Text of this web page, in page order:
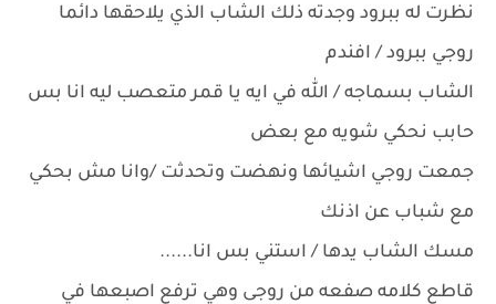
نظرت له ببرود وجدته ذلك الشاب الذي يلاحقها دائما
روجي ببرود / افندم
الشاب بسماجه / الله في ايه يا قمر متعصب ليه انا بس
حابب نحكي شويه مع بعض
جمعت روجي اشيائها ونهضت وتحدثت /وانا مش بحكي
مع شباب عن اذنك
مسك الشاب يدها / استني بس انا......
قاطع كلامه صفعه من روجى وهي ترفع اصبعها في